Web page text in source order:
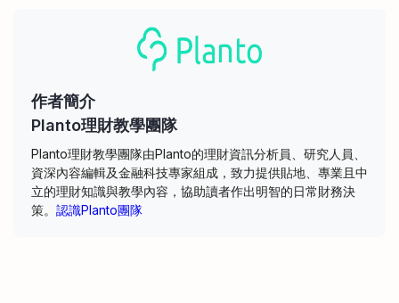
作者簡介
Planto理財教學團隊
Planto理財教學團隊由Planto的理財資訊分析員、研究人員、
資深內容編輯及金融科技專家組成，致力提供貼地、專業且中
立的理財知識與教學內容，協助讀者作出明智的日常財務決
策。 認識Planto團隊